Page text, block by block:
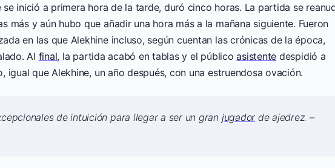
inició a primera hora de la tarde, duró cinco horas. La partida se
más y aún hubo que añadir una hora más a la mañana siguiente. Fueron
en las que Alekhine incluso, según cuentan las crónicas de la época,
Al final, la partida acabó en tablas y el públicoasistente despidió a
igual que Alekhine, un año después, con una estruendosa ovación.
de intuición para llegar a ser un gran jugador de ajedrez. –